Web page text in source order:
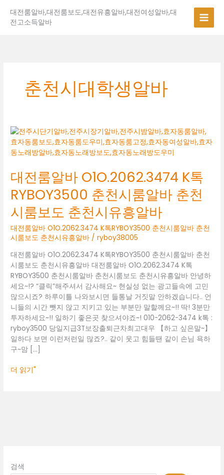
대전룸알바,대전룸보도,대전유흥알바,대전여성알바,대
전고소득알바
춘천시대학생알바
대전룸알바 O1O.2062.3474 K톡
RYBOY3500 춘천시룸알바 춘천
시룸보도 춘천시유흥알바
대전룸알바 O1O.2062.3474 K톡RYBOY3500 춘천시룸알바 춘천
시룸보도 춘천시유흥알바 /ryboy38005
대전룸알바 O1O.2062.3474 K톡RYBOY3500 춘천시룸알바 춘천
시룸보도 춘천시유흥알바 대전룸알바 O1O.2062.3474 K톡
RYBOY3500 춘천시룸알바 춘천시룸보도 춘천시유흥알바 안녕하
세요~!? “클릭”해주셔서 감사해요~ 현실성 없는 광고들속에 고민
많으시죠? 하루이틀 나와보시면 들통날 거짓말 안하겠습니다.. 언
니들의 시간 뺏지 않고 지키고 있는 부분만 말할께요~!! 딱! 3분만
투자하세요~!! 일하기 좋은곳 찾으셔야죠~! 010-2062-3474 k톡 :
ryboy3500 당일지급3T보장출퇴근차최고대우 【하고 싶은말~】
일하다 보면 이런저런일 많죠?.. 같이 웃고 힘들땐 같이 손님 욕하
구~맘 […]
대
전
룸
바
O1O.2062.3474
K
RYBOY3500
춘
천
룸
알
바
춘
천
시
룸
보
도
춘
시
더 읽기"
검색